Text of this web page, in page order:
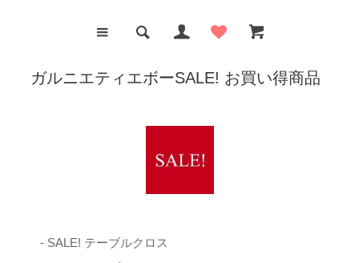
ガルニエティエボーSALE! お買い得商品
- SALE! テーブルクロス